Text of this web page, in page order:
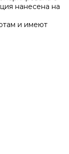
нанесена на
и имеют